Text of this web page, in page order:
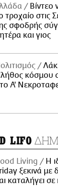
Βίντεο
τροχαίο στις
σφοδρής
και γιος
κόσμου
Α'
LIFO
Living
Η
ξεκινά με
καταλήγει σε